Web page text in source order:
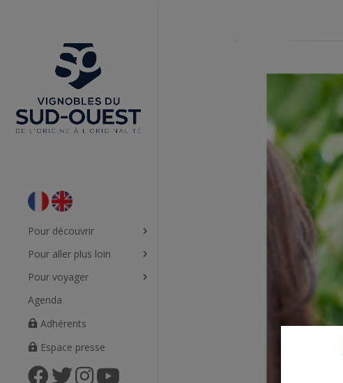
Pour découvrir
Pour aller plus loin
Pour voyager
Agenda
Adhérents
Espace presse